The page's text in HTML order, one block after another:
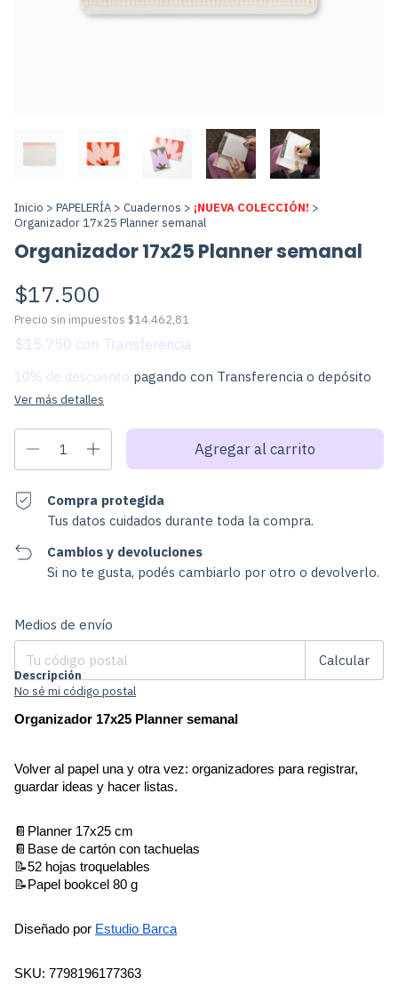
Inicio > PAPELERÍA > Cuadernos > ¡NUEVA COLECCIÓN! >
Organizador 17x25 Planner semanal
Organizador 17x25 Planner semanal
$17.500
Precio sin impuestos $14.462,81
$15.750 con
10% de descuento pagando con Transferencia o depósito
Ver más detalles
Compra protegida
Tus datos cuidados durante toda la compra.
Cambios y devoluciones
Si no te gusta, podés cambiarlo por otro o devolverlo.
Entregas para el CP:
Medios de envío
Calcular
No sé mi código postal
Descripción
Organizador 17x25 Planner semanal
Volver al papel una y otra vez: organizadores para registrar,
guardar ideas y hacer listas.
📔Planner 17x25 cm
📔Base de cartón con tachuelas
📝52 hojas troquelables
📝Papel bookcel 80 g
Diseñado por Estudio Barca
SKU: 7798196177363